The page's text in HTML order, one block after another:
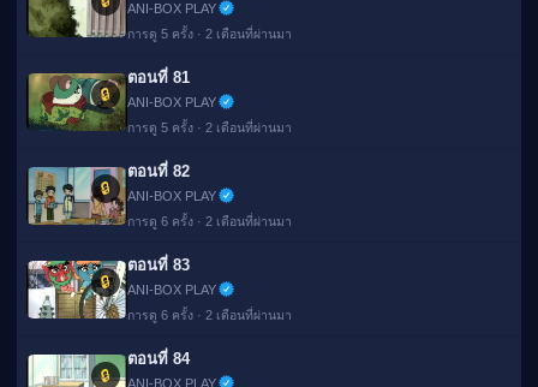
ANI-BOX PLAY
การดู 5 ครั้ง · 2 เดือนที่ผ่านมา
🔒
ตอนที่ 81
ANI-BOX PLAY
การดู 5 ครั้ง · 2 เดือนที่ผ่านมา
🔒
ตอนที่ 82
ANI-BOX PLAY
การดู 6 ครั้ง · 2 เดือนที่ผ่านมา
🔒
ตอนที่ 83
ANI-BOX PLAY
การดู 6 ครั้ง · 2 เดือนที่ผ่านมา
🔒
ตอนที่ 84
ANI-BOX PLAY